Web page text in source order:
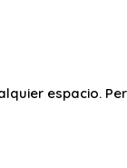
espacio.